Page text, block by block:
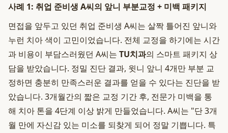
사례 1: 취업 준비생 A씨의 앞니 부분교정 + 미백 패키지
면접을 앞두고 있던 취업 준비생 A씨는 살짝 틀어진 앞니와
누런 치아 색이 고민이었습니다. 전체 교정을 하기에는 시간
과 비용이 부담스러웠던 A씨는 TU치과의 스마트 패키지 상
담을 받았습니다. 정밀 진단 결과, 윗니 앞니 4개만 부분 교
정하면 충분히 만족스러운 결과를 얻을 수 있다는 진단을 받
았습니다. 3개월간의 짧은 교정 기간 후, 전문가 미백을 통
해 치아 톤을 4단계 이상 밝게 만들었습니다. A씨는 "단 3개
월 만에 자신감 있는 미소를 되찾게 되어 정말 기쁩니다. 특